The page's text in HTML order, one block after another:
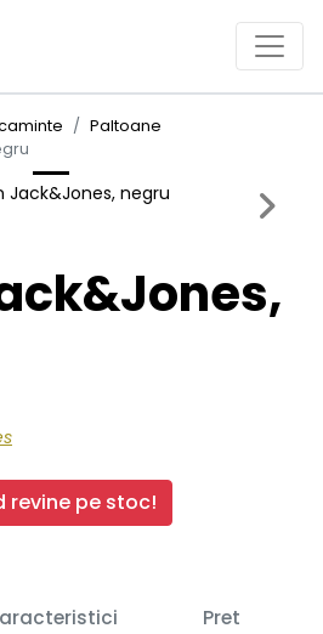
Paltoane
Next
pe stoc!
Pret